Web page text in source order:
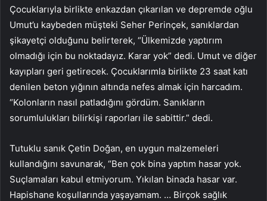
Çocuklarıyla birlikte enkazdan çıkarılan ve depremde oğlu
Umut’u kaybeden müşteki Seher Perinçek, sanıklardan
şikayetçi olduğunu belirterek, “Ülkemizde yaptırım
olmadığı için bu noktadayız. Karar yok” dedi. Umut ve diğer
kayıpları geri getirecek. Çocuklarımla birlikte 23 saat katı
denilen beton yığının altında nefes almak için harcadım.
“Kolonların nasıl patladığını gördüm. Sanıkların
sorumlulukları bilirkişi raporları ile sabittir.” dedi.
Tutuklu sanık Çetin Doğan, en uygun malzemeleri
kullandığını savunarak, “Ben çok bina yaptım hasar yok.
Suçlamaları kabul etmiyorum. Yıkılan binada hasar var.
Hapishane koşullarında yaşayamam. … Birçok sağlık